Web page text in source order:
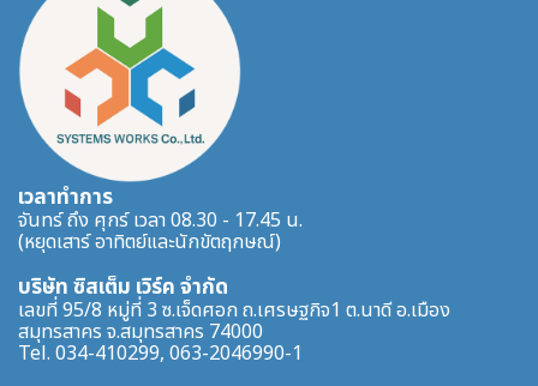
เวลาทำการ
จันทร์ ถึง ศุกร์ เวลา 08.30 - 17.45 น.
(หยุดเสาร์ อาทิตย์และนักขัตฤกษณ์)
บริษัท ซิสเต็ม เวิร์ค จำกัด
เลขที่ 95/8 หมู่ที่ 3 ซ.เจ็ดศอก ถ.เศรษฐกิจ1 ต.นาดี อ.เมือง
สมุทรสาคร จ.สมุทรสาคร 74000
Tel. 034-410299, 063-2046990-1